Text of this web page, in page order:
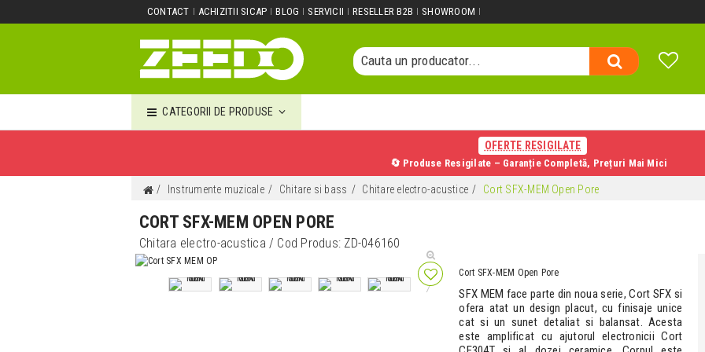
CONTACT ACHIZITII SICAP BLOG SERVICII RESELLER B2B SHOWROOM
Cauta un produs...
Cauta un producator...
CATEGORII DE PRODUSE
OFERTE RESIGILATE
🔄 Produse Resigilate – Garanție Completă, Prețuri Mai Mici
Instrumente muzicale Chitare si bass Chitare electro-acustice Cort SFX-MEM Open Pore
CORT SFX-MEM OPEN PORE
Chitara electro-acustica / Cod Produs: ZD-046160
Cort SFX-MEM Open Pore
SFX MEM face parte din noua serie, Cort SFX si
ofera atat un design placut, cu finisaje unice
cat si un sunet detaliat si balansat. Acesta
este amplificat cu ajutorul electronicii Cort